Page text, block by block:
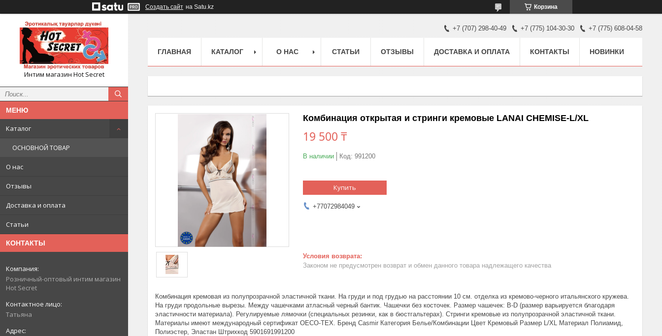
Создать сайт на Satu.kz Корзина
Интим магазин Hot Secret
Каталог
ОСНОВНОЙ ТОВАР
О нас
Отзывы
Доставка и оплата
Статьи
КОНТАКТЫ
Розничный-оптовый интим магазин
Hot Secret
Татьяна
+7 (707) 298-40-49 +7 (775) 104-30-30 +7 (775) 608-04-58
ГЛАВНАЯ КАТАЛОГ О НАС СТАТЬИ ОТЗЫВЫ ДОСТАВКА И ОПЛАТА КОНТАКТЫ НОВИНКИ
Комбинация открытая и стринги кремовые LANAI CHEMISE-L/XL
19 500 ₸
В наличии Код: 991200
Купить
+77072984049
Законом не предусмотрен возврат и обмен данного товара надлежащего качества
Комбинация кремовая из полупрозрачной эластичной ткани. На груди и под грудью на расстоянии 10 см. отделка из кремово-черного итальянского кружева.
На груди продольные вырезы. Между чашечками атласный черный бантик. Чашечки без косточек. Размер чашечек: B-D (размер варьируется благодаря
эластичности материала). Регулируемые лямочки (специальных резинки, как в бюстгальтерах). Стринги кремовые из полупрозрачной эластичной ткани.
Материалы имеют международный сертификат ОECO-TEX. Бренд Casmir Категория Белье/Комбинации Цвет Кремовый Размер L/XL Материал Полиамид,
Полиэстер, Эластан Штрихкод 5901691991200